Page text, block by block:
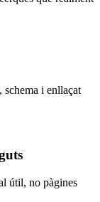
schema i enllaçat
útil, no pàgines